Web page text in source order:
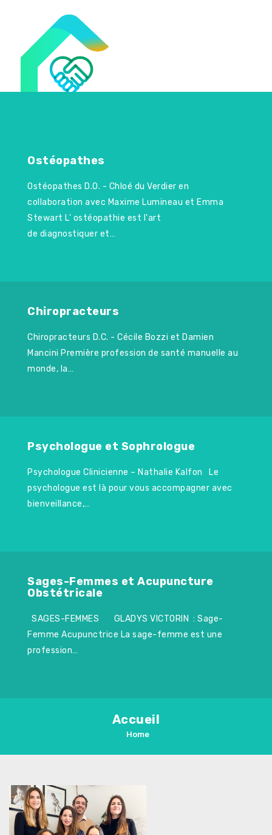
Ostéopathes
Ostéopathes D.O. - Chloé du Verdier en
collaboration avec Maxime Lumineau et Emma
Stewart L' ostéopathie est l'art
de diagnostiquer et…
Chiropracteurs
Chiropracteurs D.C. - Cécile Bozzi et Damien
Mancini Première profession de santé manuelle au
monde, la…
Psychologue et Sophrologue
Psychologue Clinicienne – Nathalie Kalfon Le
psychologue est là pour vous accompagner avec
bienveillance,…
Sages-Femmes et Acupuncture
Obstétricale
SAGES-FEMMES GLADYS VICTORIN : Sage-
Femme Acupunctrice La sage-femme est une
profession…
Accueil
Home